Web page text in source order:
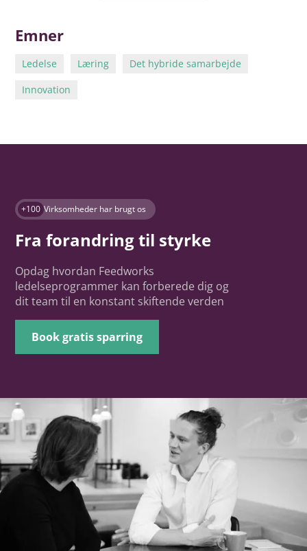
Emner
Ledelse Læring
Det hybride samarbejde
Innovation
+100 Virksomheder har brugt os
Fra forandring til styrke
Opdag hvordan Feedworks
ledelseprogrammer kan forberede dig og
dit team til en konstant skiftende verden
Book gratis sparring